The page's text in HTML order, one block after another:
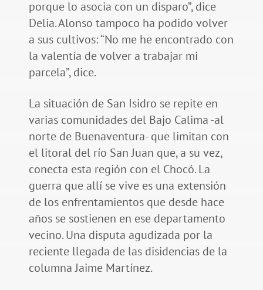
porque lo asocia con un disparo”, dice
Delia. Alonso tampoco ha podido volver
a sus cultivos: “No me he encontrado con
la valentía de volver a trabajar mi
parcela”, dice.
La situación de San Isidro se repite en
varias comunidades del Bajo Calima -al
norte de Buenaventura- que limitan con
el litoral del río San Juan que, a su vez,
conecta esta región con el Chocó. La
guerra que allí se vive es una extensión
de los enfrentamientos que desde hace
años se sostienen en ese departamento
vecino. Una disputa agudizada por la
reciente llegada de las disidencias de la
columna Jaime Martínez.